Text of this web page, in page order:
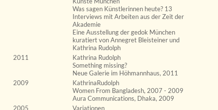
Was sagen Künstlerinnen heute? 13
Interviews mit Arbeiten aus der Zeit der
Akademie
Eine Ausstellung der gedok München
kuratiert von Annegret Bleisteiner und
Kathrina Rudolph
2011
Kathrina Rudolph
Something missing?
Neue Galerie im Höhmannhaus, 2011
2009
KathrinaRudolph
Women From Bangladesh, 2007 - 2009
Aura Communications, Dhaka, 2009
2005
Variationen